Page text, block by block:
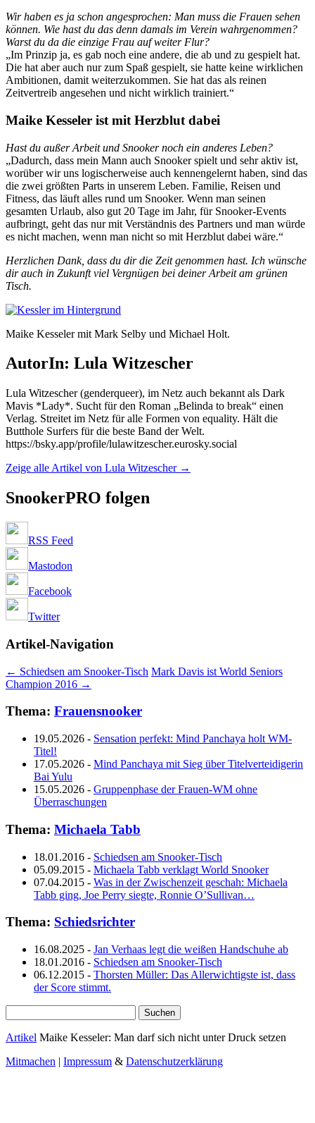
Wir haben es ja schon angesprochen: Man muss die Frauen sehen
können. Wie hast du das denn damals im Verein wahrgenommen?
Warst du da die einzige Frau auf weiter Flur?
„Im Prinzip ja, es gab noch eine andere, die ab und zu gespielt hat.
Die hat aber auch nur zum Spaß gespielt, sie hatte keine wirklichen
Ambitionen, damit weiterzukommen. Sie hat das als reinen
Zeitvertreib angesehen und nicht wirklich trainiert.“
Maike Kesseler ist mit Herzblut dabei
Hast du außer Arbeit und Snooker noch ein anderes Leben?
„Dadurch, dass mein Mann auch Snooker spielt und sehr aktiv ist,
worüber wir uns logischerweise auch kennengelernt haben, sind das
die zwei größten Parts in unserem Leben. Familie, Reisen und
Fitness, das läuft alles rund um Snooker. Wenn man seinen
gesamten Urlaub, also gut 20 Tage im Jahr, für Snooker-Events
aufbringt, geht das nur mit Verständnis des Partners und man würde
es nicht machen, wenn man nicht so mit Herzblut dabei wäre.“
Herzlichen Dank, dass du dir die Zeit genommen hast. Ich wünsche
dir auch in Zukunft viel Vergnügen bei deiner Arbeit am grünen
Tisch.
Maike Kesseler mit Mark Selby und Michael Holt.
AutorIn: Lula Witzescher
Lula Witzescher (genderqueer), im Netz auch bekannt als Dark
Mavis *Lady*. Sucht für den Roman „Belinda to break“ einen
Verlag. Streitet im Netz für alle Formen von equality. Hält die
Butthole Surfers für die beste Band der Welt.
https://bsky.app/profile/lulawitzescher.eurosky.social
Zeige alle Artikel von Lula Witzescher →
SnookerPRO folgen
RSS Feed
Mastodon
Facebook
Twitter
Artikel-Navigation
← Schiedsen am Snooker-Tisch Mark Davis ist World Seniors
Champion 2016 →
Thema: Frauensnooker
19.05.2026 - Sensation perfekt: Mind Panchaya holt WM-
Titel!
17.05.2026 - Mind Panchaya mit Sieg über Titelverteidigerin
Bai Yulu
15.05.2026 - Gruppenphase der Frauen-WM ohne
Überraschungen
Thema: Michaela Tabb
18.01.2016 - Schiedsen am Snooker-Tisch
05.09.2015 - Michaela Tabb verklagt World Snooker
07.04.2015 - Was in der Zwischenzeit geschah: Michaela
Tabb ging, Joe Perry siegte, Ronnie O’Sullivan…
Thema: Schiedsrichter
16.08.2025 - Jan Verhaas legt die weißen Handschuhe ab
18.01.2016 - Schiedsen am Snooker-Tisch
06.12.2015 - Thorsten Müller: Das Allerwichtigste ist, dass
der Score stimmt.
nach:
Artikel Maike Kesseler: Man darf sich nicht unter Druck setzen
Mitmachen | Impressum & Datenschutzerklärung